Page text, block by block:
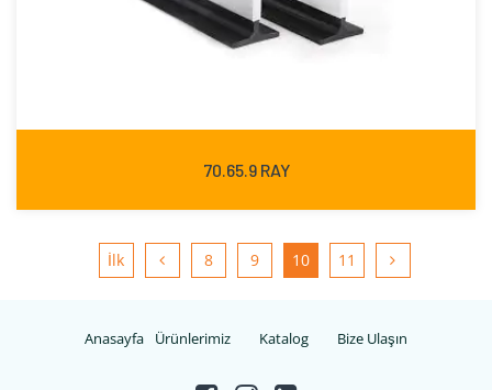
70.65.9 RAY
İlk 8 9 10 11
Anasayfa Ürünlerimiz Katalog Bize Ulaşın